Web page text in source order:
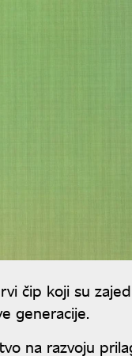
čip koji su
generacije.
na razvoju